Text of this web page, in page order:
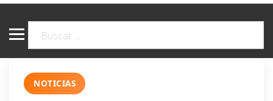
NOTICIAS